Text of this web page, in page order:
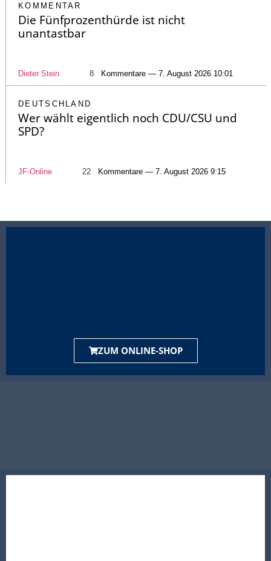
KOMMENTAR
Die Fünfprozenthürde ist nicht
unantastbar
Dieter Stein 8 Kommentare — 7. August 2026 10:01
DEUTSCHLAND
Wer wählt eigentlich noch CDU/CSU und
SPD?
JF-Online 22 Kommentare — 7. August 2026 9:15
ZUM ONLINE-SHOP